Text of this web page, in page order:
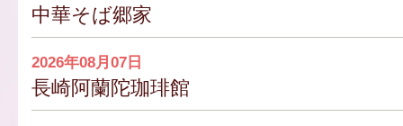
中華そば郷家
2026年08月07日
長崎阿蘭陀珈琲館